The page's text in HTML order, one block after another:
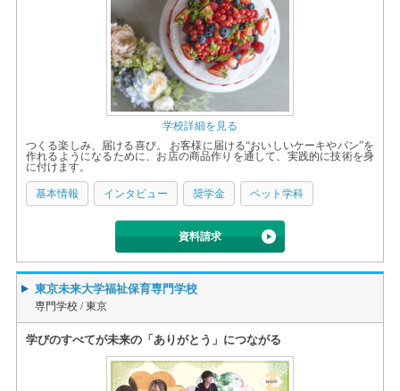
学校詳細を見る
つくる楽しみ、届ける喜び。 お客様に届ける“おいしいケーキやパン”を
作れるようになるために、お店の商品作りを通して、実践的に技術を身
に付けます。
基本情報 インタビュー 奨学金 ペット学科
資料請求
東京未来大学福祉保育専門学校
専門学校 /東京
学びのすべてが未来の「ありがとう」につながる